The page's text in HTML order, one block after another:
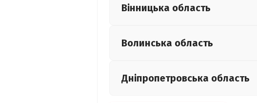
Вінницька область
Волинська область
Дніпропетровська область